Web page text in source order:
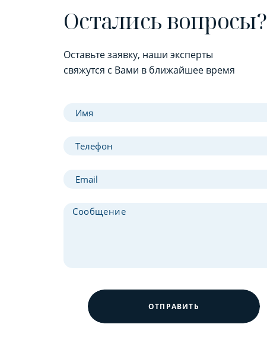
Остались вопросы?
Оставьте заявку, наши эксперты
свяжутся с Вами в ближайшее время
ОТПРАВИТЬ